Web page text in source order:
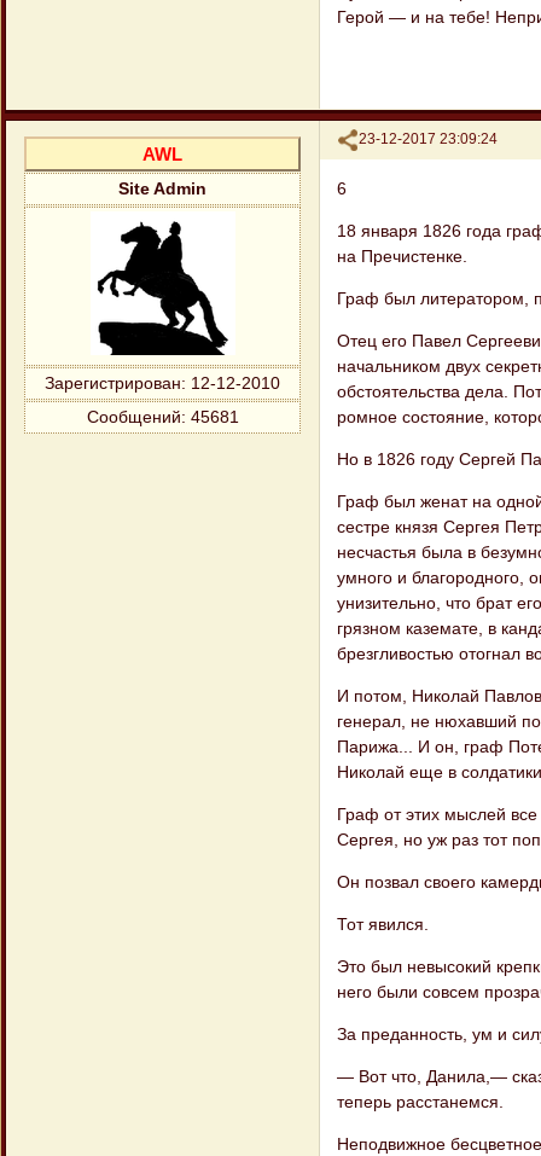
Герой — и на тебе!
Поделиться
23-12-2017 23:09:24
AWL
Site Admin
Зарегистрирован: 12-12-2010
Сообщений: 45681
6
18 января 1826 года
на Пречи​стенке.
Граф был литератором,
Отец его Павел
начальником двух
обстоятельства дела.
ромное состояние,
Но в 1826 году Сергей
Граф был женат на
сестре князя Сергея
несчастья была в
умного и благородного,
унизи​тельно, что брат
грязном каземате, в
брезгливостью отогнал
И потом, Николай
генерал, не нюхавший
Парижа... И он, граф
Николай еще в
Граф от этих мыслей
Сергея, но уж раз тот
Он позвал своего
Тот явился.
Это был невысокий
него были совсем
За преданность, ум и
— Вот что, Данила,—
теперь расстанемся.
Неподвижное